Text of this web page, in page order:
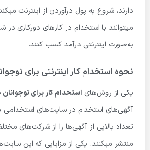
دارند، شروع به پول درآوردن از اینترنت
میتوانند با استخدام در کارهای دورکاری
به‌صورت اینترنتی درآمد کسب کنند.
نحوه استخدام کار اینترنتی برای
یکی از روش‌های استخدام کار برای نوجوانان
آگهی‌های استخدام در سایت‌های استخدامی
تعداد بالایی از آگهی‌ها را از شرکت‌های
منتشر میکنند. یکی از مزایایی که این